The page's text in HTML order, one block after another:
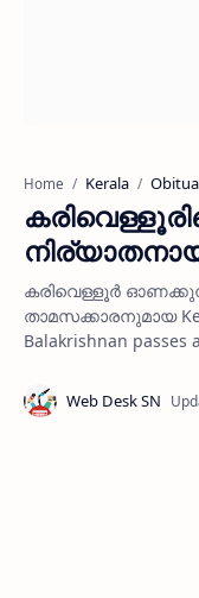
Home Kerala
കരിവെള്ളൂര്‍
താമസക്കാരനുമായ
Balakrishnan passes